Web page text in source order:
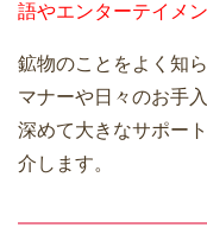
語やエンターテイメ
鉱物のことをよく知
マナーや日々のお手
深めて大きなサポー
介します。